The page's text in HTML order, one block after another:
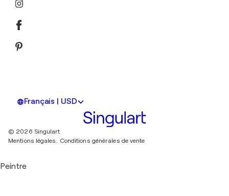
Français | USD
© 2026 Singulart
Mentions légales. Conditions générales de vente
Peintre